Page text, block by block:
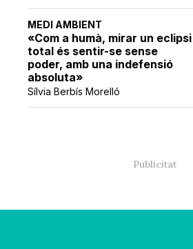
MEDI AMBIENT
«Com a humà, mirar un eclipsi
total és sentir-se sense
poder, amb una indefensió
absoluta»
Sílvia Berbís Morelló